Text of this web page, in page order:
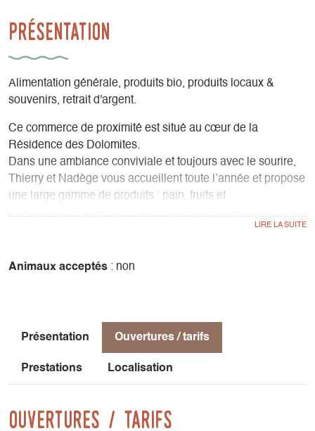
Présentation
Alimentation générale, produits bio, produits locaux &
souvenirs, retrait d'argent.
Ce commerce de proximité est situé au cœur de la
Résidence des Dolomites.
Dans une ambiance conviviale et toujours avec le sourire,
Thierry et Nadège vous accueillent toute l’année et propose
une large gamme de produits : pain, fruits et
biologiques, surgelés, glaces, épicerie, vins, bières
à domicile est proposé pour les personnes âgées ou à
Animaux acceptés : non
Présentation Ouvertures / tarifs
Prestations Localisation
Ouvertures / tarifs